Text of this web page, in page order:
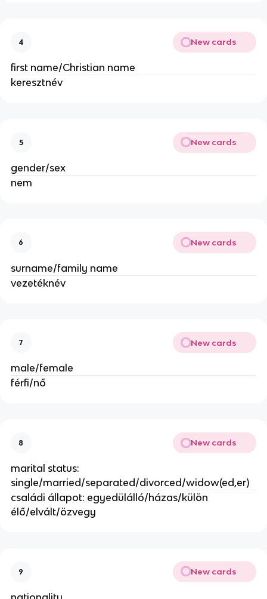
4 New cards
first name/Christian name
keresztnév
5 New cards
gender/sex
nem
6 New cards
surname/family name
vezetéknév
7 New cards
male/female
férfi/nő
8 New cards
marital status:
single/married/separated/divorced/widow(ed,er)
családi állapot: egyedülálló/házas/külön
élő/elvált/özvegy
9 New cards